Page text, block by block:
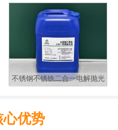
不锈钢不锈铁二合一电解抛光
心优势